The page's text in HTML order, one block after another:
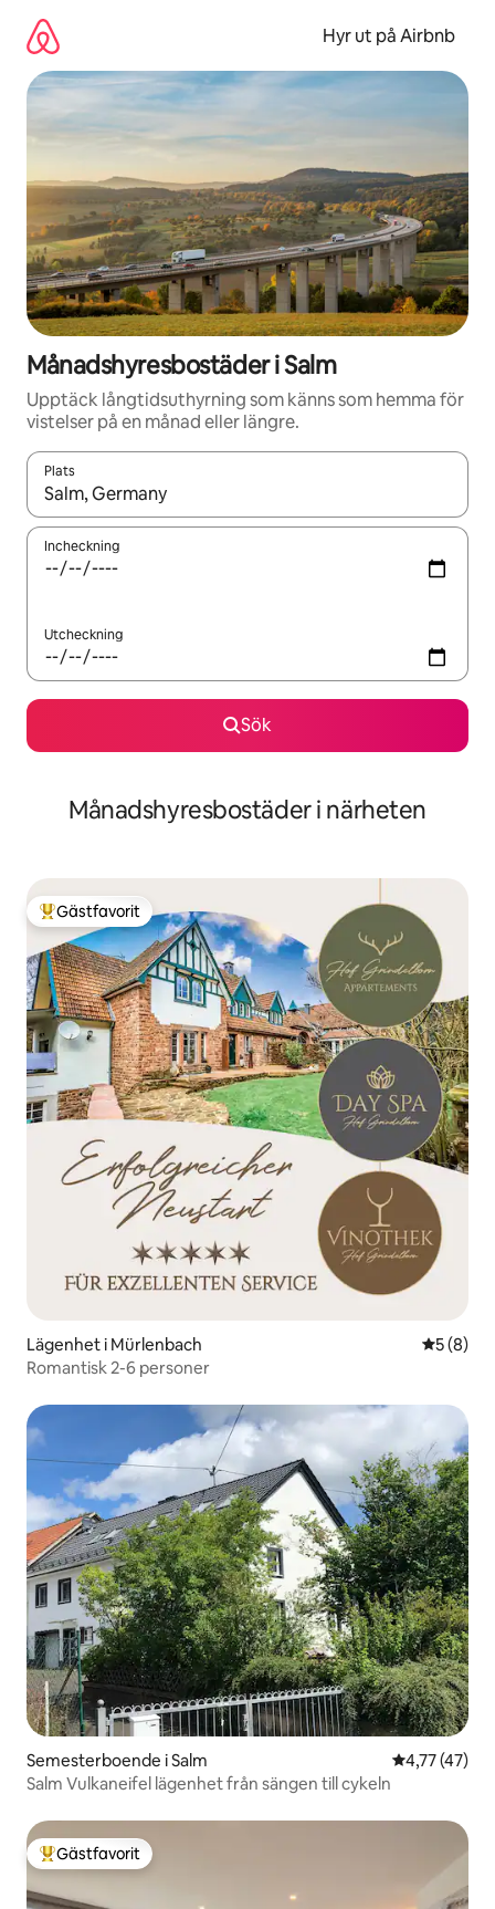
innehåll
Hyr ut på Airbnb
Månadshyresbostäder i Salm
Upptäck långtidsuthyrning som känns som hemma för
vistelser på en månad eller längre.
Plats
När resultaten är tillgängliga kan du navigera med upp- och
Incheckning
Utcheckning
Sök
Månadshyresbostäder i närheten
Populär gästfavorit
Gästfavorit
Lägenhet i Mürlenbach 5 av 5 i
5 (8)
Romantisk 2-6 personer
Semesterboende i Salm 4,77 av 5 i
4,77 (47)
Salm Vulkaneifel lägenhet från sängen till cykeln
Populär gästfavorit
Gästfavorit